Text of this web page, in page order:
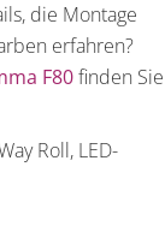
die Montage
erfahren?
F80finden Sie
Roll, LED-